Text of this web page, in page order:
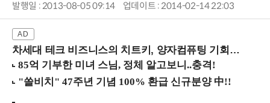
발행일 : 2013-08-05 09:14 업데이트 : 2014-02-14 22:03
차세대 테크 비즈니스의 치트키, 양자컴퓨팅 기회를 선점하라! (8/28 강남역)